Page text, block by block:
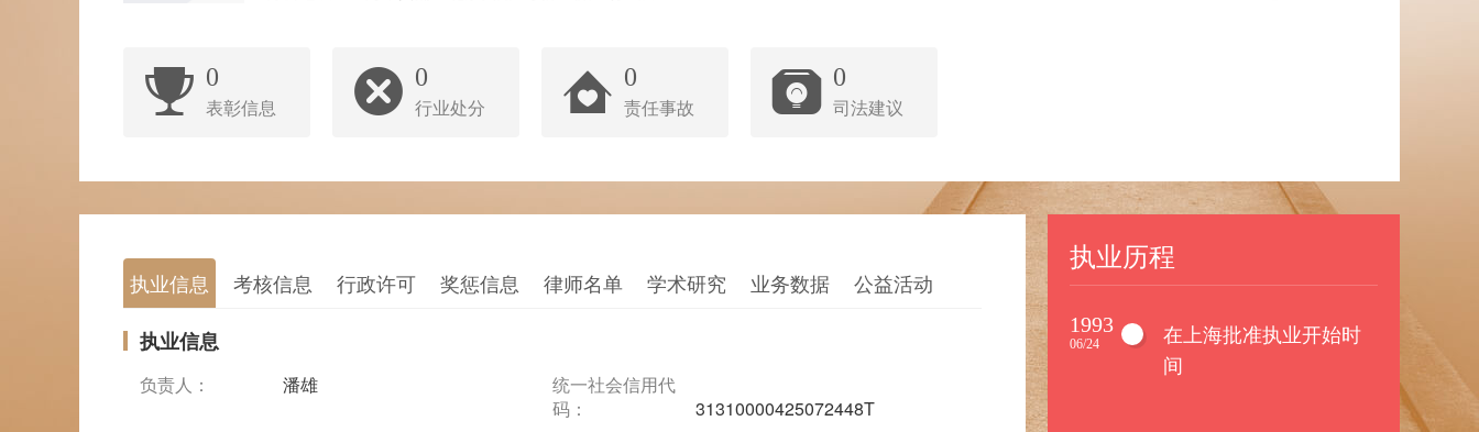
0
表彰信息
0
行业处分
0
责任事故
0
司法建议
执业信息 考核信息 行政许可 奖惩信息 律师名单 学术研究 业务数据 公益活动
执业信息
负责人： 潘雄
统一社会信用代
码：
31310000425072448T
执业历程
1993
06/24
在上海批准执业开始时
间